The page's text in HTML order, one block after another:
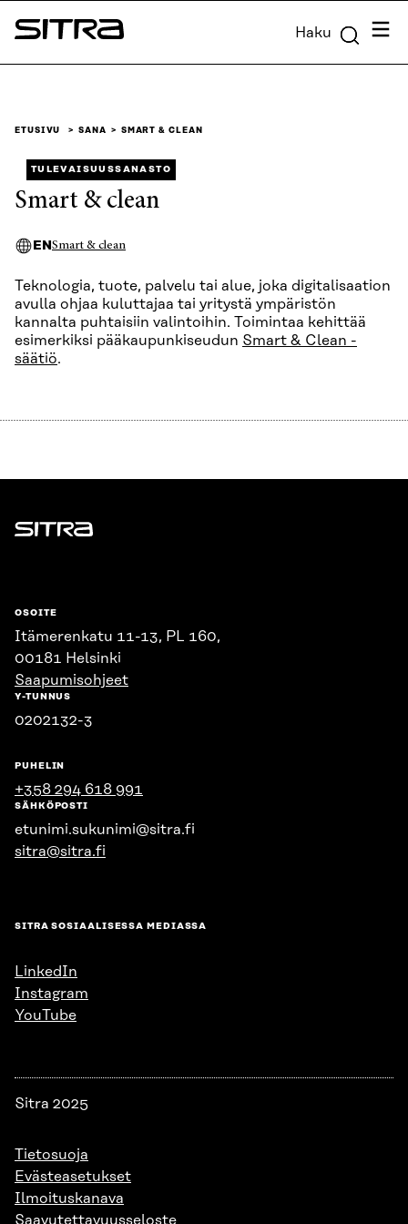
Siirry
suoraan
Sitra Haku
ETUSIVU SANA SMART & CLEAN
TULEVAISUUSSANASTO
Smart & clean
EN Smart & clean
Teknologia, tuote, palvelu tai alue, joka digitalisaation
avulla ohjaa kuluttajaa tai yritystä ympäristön
kannalta puhtaisiin valintoihin. Toimintaa kehittää
esimerkiksi pääkaupunkiseudun Smart & Clean -
säätiö.
Sitra
OSOITE
Itämerenkatu 11-13, PL 160,
00181 Helsinki
Saapumisohjeet
Y-TUNNUS
0202132-3
PUHELIN
+358 294 618 991
SÄHKÖPOSTI
etunimi.sukunimi@sitra.fi
sitra@sitra.fi
SITRA SOSIAALISESSA MEDIASSA
LinkedIn
Instagram
YouTube
Sitra 2025
Tietosuoja
Evästeasetukset
Ilmoituskanava
Saavutettavuusseloste